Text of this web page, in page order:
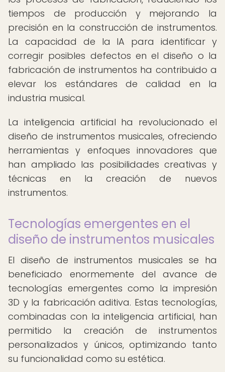
tiempos de producción y mejorando la
precisión en la construcción de instrumentos.
La capacidad de la IA para identificar y
corregir posibles defectos en el diseño o la
fabricación de instrumentos ha contribuido a
elevar los estándares de calidad en la
industria musical.
La inteligencia artificial ha revolucionado el
diseño de instrumentos musicales, ofreciendo
herramientas y enfoques innovadores que
han ampliado las posibilidades creativas y
técnicas en la creación de nuevos
instrumentos.
Tecnologías emergentes en el
diseño de instrumentos musicales
El diseño de instrumentos musicales se ha
beneficiado enormemente del avance de
tecnologías emergentes como la impresión
3D y la fabricación aditiva. Estas tecnologías,
combinadas con la inteligencia artificial, han
permitido la creación de instrumentos
personalizados y únicos, optimizando tanto
su funcionalidad como su estética.